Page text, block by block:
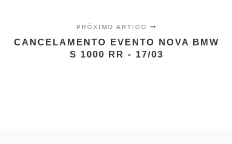
PRÓXIMO ARTIGO
CANCELAMENTO EVENTO NOVA BMW
S 1000 RR - 17/03